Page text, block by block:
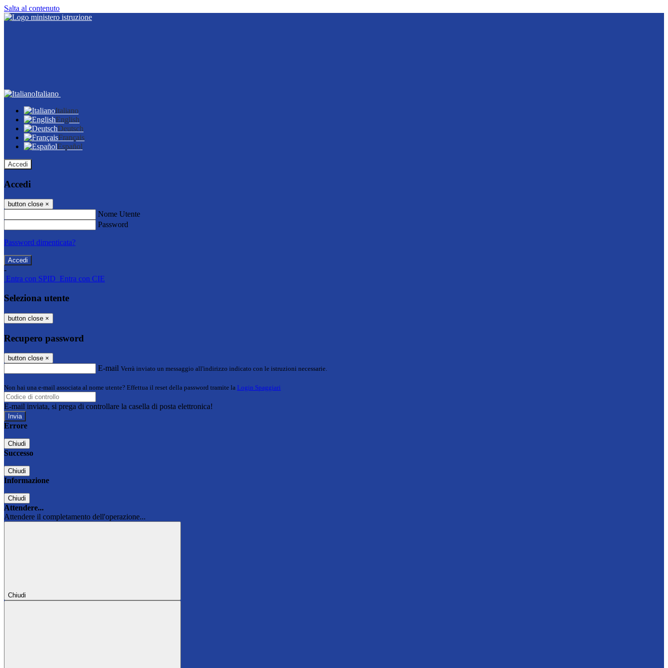
Salta al contenuto
Italiano
Italiano
English
Deutsch
Français
Español
Accedi
Accedi
button close ×
Nome Utente
Password
Password dimenticata?
-
Entra con SPID Entra con CIE
Seleziona utente
button close ×
Recupero password
button close ×
E-mail Verrà inviato un messaggio all'indirizzo indicato con le istruzioni necessarie.
Non hai una e-mail associata al nome utente? Effettua il reset della password tramite la Login Spaggiari
E-mail inviata, si prega di controllare la casella di posta elettronica!
Errore
Chiudi
Successo
Chiudi
Informazione
Chiudi
Attendere...
Attendere il completamento dell'operazione...
Chiudi